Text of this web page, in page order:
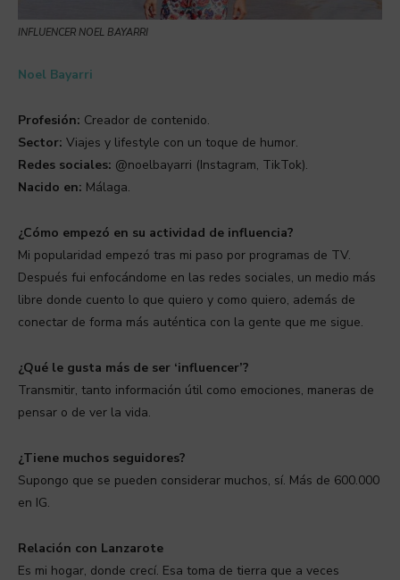
INFLUENCER NOEL BAYARRI
Noel Bayarri
Profesión: Creador de contenido.
Sector: Viajes y lifestyle con un toque de humor.
Redes sociales: @noelbayarri (Instagram, TikTok).
Nacido en: Málaga.
¿Cómo empezó en su actividad de influencia?
Mi popularidad empezó tras mi paso por programas de TV.
Después fui enfocándome en las redes sociales, un medio más
libre donde cuento lo que quiero y como quiero, además de
conectar de forma más auténtica con la gente que me sigue.
¿Qué le gusta más de ser ‘influencer’?
Transmitir, tanto información útil como emociones, maneras de
pensar o de ver la vida.
¿Tiene muchos seguidores?
Supongo que se pueden considerar muchos, sí. Más de 600.000
en IG.
Relación con Lanzarote
Es mi hogar, donde crecí. Esa toma de tierra que a veces